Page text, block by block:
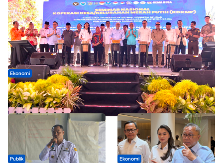
Ekonomi
Seminar di Ternate, Mendes Perkuat Sinergi Percepatan
Kopdes Merah Putih
Publik Ekonomi